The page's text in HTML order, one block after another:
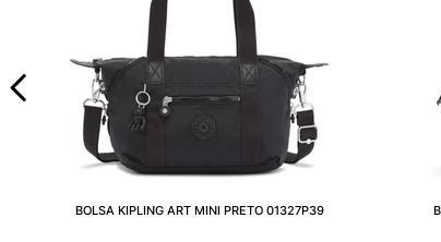
BOLSA KIPLING ART MINI PRETO 01327P39